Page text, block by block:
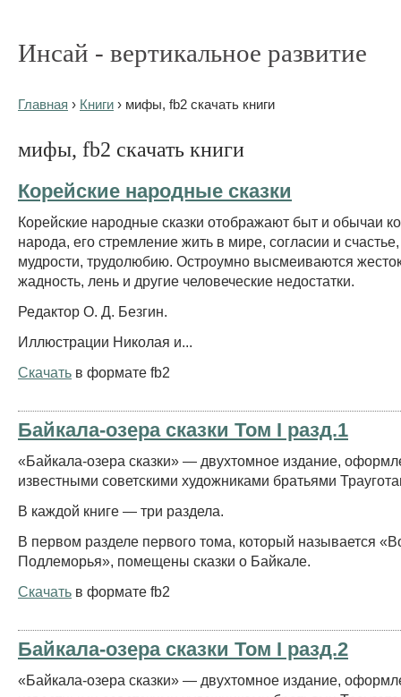
Инсай - вертикальное развитие
Главная › Книги › мифы, fb2 скачать книги
мифы, fb2 скачать книги
Корейские народные сказки
Корейские народные сказки отображают быт и обычаи
народа, его стремление жить в мире, согласии и
мудрости, трудолюбию. Остроумно высмеиваются
жадность, лень и другие человеческие недостатки.
Редактор О. Д. Безгин.
Иллюстрации Николая и...
Скачать в формате fb2
Байкала-озера сказки Том I разд.1
«Байкала-озера сказки» — двухтомное издание,
известными советскими художниками братьями
В каждой книге — три раздела.
В первом разделе первого тома, который называется
Подлеморья», помещены сказки о Байкале.
Скачать в формате fb2
Байкала-озера сказки Том I разд.2
«Байкала-озера сказки» — двухтомное издание,